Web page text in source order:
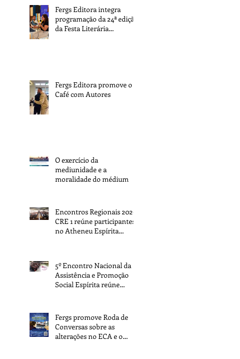
Fergs Editora integra
programação da 24ª edição
da Festa Literária
Fergs Editora promove o 1º
Café com Autores
O exercício da
mediunidade e a
moralidade do médium
Encontros Regionais 2026:
CRE 1 reúne participantes
no Atheneu Espírita
5º Encontro Nacional da
Assistência e Promoção
Social Espírita reúne
Fergs promove Roda de
Conversas sobre as
alterações no ECA e o